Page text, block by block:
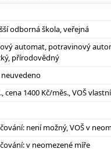
odborná škola, veřejná
automat, potravinový
přírodovědný
neuvedeno
1400 Kč/měs., VOŠ
není možný, VOŠ v
v neomezené míře